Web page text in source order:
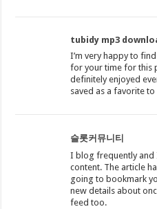
tubidy mp3
I’m very happy to
for your time for this
definitely enjoyed
saved as a favorite
슬롯커뮤니티
I blog frequently and
content. The article
going to bookmark
new details about
feed too.